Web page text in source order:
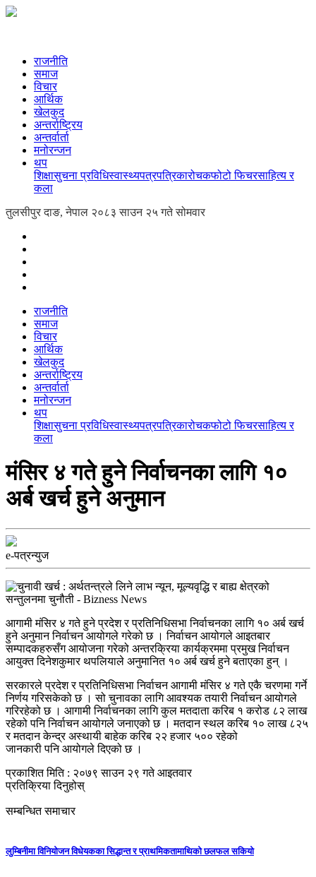
राजनीति
समाज
विचार
आर्थिक
खेलकुद
अन्तर्राष्ट्रिय
अन्तर्वार्ता
मनोरन्जन
थप
शिक्षासुचना प्रविधिस्वास्थ्यपत्रपत्रिकारोचकफोटो फिचरसाहित्य र
कला
तुलसीपुर दाङ, नेपाल २०८३ साउन २५ गते सोमवार
राजनीति
समाज
विचार
आर्थिक
खेलकुद
अन्तर्राष्ट्रिय
अन्तर्वार्ता
मनोरन्जन
थप
शिक्षासुचना प्रविधिस्वास्थ्यपत्रपत्रिकारोचकफोटो फिचरसाहित्य र
कला
मंसिर ४ गते हुने निर्वाचनका लागि १०
अर्ब खर्च हुने अनुमान
e-पत्रन्युज
आगामी मंसिर ४ गते हुने प्रदेश र प्रतिनिधिसभा निर्वाचनका लागि १० अर्ब खर्च
हुने अनुमान निर्वाचन आयोगले गरेको छ । निर्वाचन आयोगले आइतबार
सम्पादकहरुसँग आयोजना गरेको अन्तरक्रिया कार्यक्रममा प्रमुख निर्वाचन
आयुक्त दिनेशकुमार थपलियाले अनुमानित १० अर्ब खर्च हुने बताएका हुन् ।
सरकारले प्रदेश र प्रतिनिधिसभा निर्वाचन आगामी मंसिर ४ गते एकै चरणमा गर्ने
निर्णय गरिसकेको छ । सो चुनावका लागि आवश्यक तयारी निर्वाचन आयोगले
गरिरहेको छ । आगामी निर्वाचनका लागि कुल मतदाता करिब १ करोड ८२ लाख
रहेको पनि निर्वाचन आयोगले जनाएको छ । मतदान स्थल करिब १० लाख ८२५
र मतदान केन्द्र अस्थायी बाहेक करिब २२ हजार ५०० रहेको
जानकारी पनि आयोगले दिएको छ ।
प्रकाशित मिति : २०७९ साउन २९ गते आइतवार
प्रतिक्रिया दिनुहोस्
सम्बन्धित समाचार
लुम्बिनीमा विनियोजन विधेयकका सिद्धान्त र प्राथमिकतामाथिको छलफल सकियो